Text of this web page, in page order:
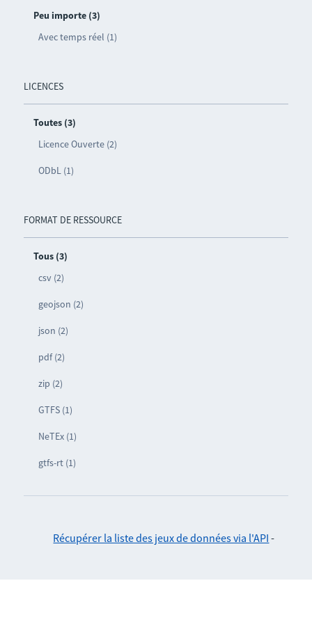
Peu importe (3)
Avec temps réel (1)
LICENCES
Toutes (3)
Licence Ouverte (2)
ODbL (1)
FORMAT DE RESSOURCE
Tous (3)
csv (2)
geojson (2)
json (2)
pdf (2)
zip (2)
GTFS (1)
NeTEx (1)
gtfs-rt (1)
Récupérer la liste des jeux de données via l'API -